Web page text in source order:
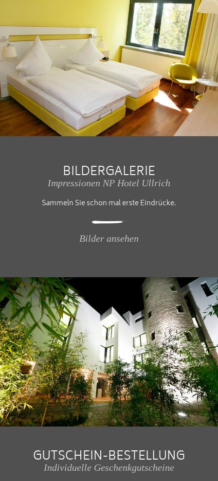
BILDERGALERIE
Impressionen NP Hotel Ullrich
Sammeln Sie schon mal erste Eindrücke.
Bilder ansehen
GUTSCHEIN-BESTELLUNG
Individuelle Geschenkgutscheine